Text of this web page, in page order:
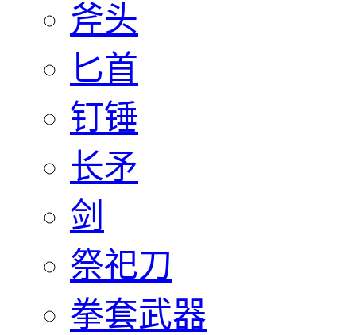
斧头
匕首
钉锤
长矛
剑
祭祀刀
拳套武器